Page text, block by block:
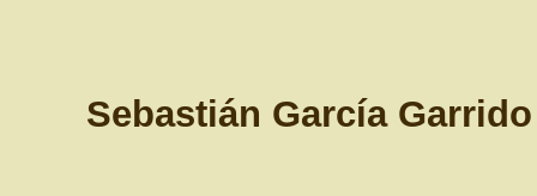
Sebastián García Garrido